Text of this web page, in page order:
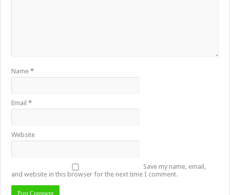
Name*
Email*
Website
Save my name, email,
and website in this browser for the next time I comment.